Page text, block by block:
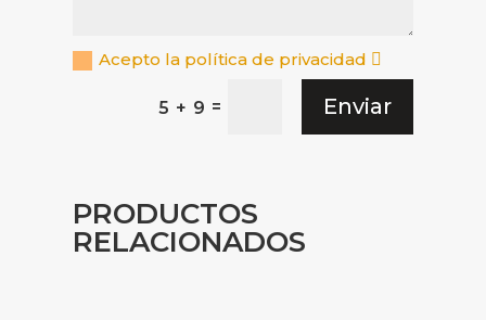
Acepto la política de privacidad
5 + 9 = Enviar
PRODUCTOS
RELACIONADOS